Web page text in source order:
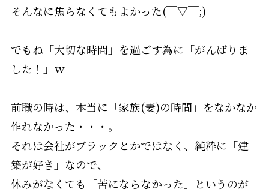
そんなに焦らなくてもよかった(￣▽￣;)
でもね「大切な時間」を過ごす為に「がんばりま
した！」ｗ
前職の時は、本当に「家族(妻)の時間」をなかなか
作れなかった・・・。
それは会社がブラックとかではなく、純粋に「建
築が好き」なので、
休みがなくても「苦にならなかった」というのが